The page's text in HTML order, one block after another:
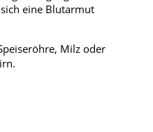
eine Blutarmut
Milz oder